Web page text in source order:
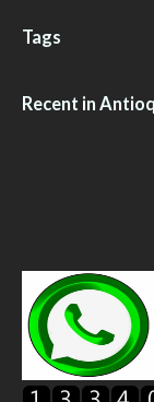
Tags
Recent in